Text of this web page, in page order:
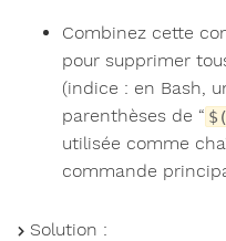
Combinez cette
pour supprimer
(indice : en Bash,
parenthèses de “
utilisée comme
commande
Solution :